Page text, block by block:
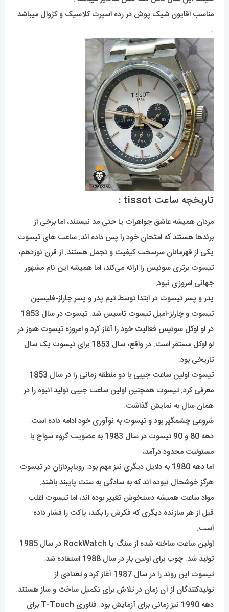
مناسب اقایون شیک پوش در رده اسپرت کلاسیک و کژوال میباشد
.
تاریخچه ساعت tissot :
مردان همیشه عاشق جواهرات یا حتی مد نیستند، اما برخی از
برندها هستند که امتحان خود را پس داده اند. ساعت های تیسوت
یکی از قهرمانان سرسخت کیفیت و تجمل هستند. از قرن نوزدهم،
تیسوت برتری سوئیس را ارائه می‌کند، اما همیشه این نام مشهور
جهانی امروزی نبود.
پدر و پسر تیسوت در ابتدا توسط تیم پدر و پسر چارلز-فلیسین
تیسوت و چارلز-امیل تیسوت تاسیس شد. تیسوت در سال 1853
در لو لوکل سوئیس فعالیت خود را آغاز کرد و امروزه تیسوت هنوز در
لو لوکل مستقر است. در واقع، سال 1853 برای تیسوت یک سال
تاریخی بود.
تیسوت اولین ساعت جیبی با دو منطقه زمانی را در سال 1853
معرفی کرد. تیسوت همچنین اولین ساعت جیبی تولید انبوه را در
همان سال به نمایش گذاشت.
شروعی چشمگیر بود و تیسوت به نوآوری خود ادامه داده است.
دهه 80 و 90 تیسوت در سال 1983 به عضویت گروه سواچ با
مسئولیت محدود درآمد،
اما دهه 1980 به دلایل دیگری نیز مهم بود. رویاپردازان در تیسوت
هرگز خوشحال نبوده اند که به سادگی به سنت پایبند باشند.
مواد ساعت همیشه دستخوش تغییر بوده اند، اما تیسوت اغلب
قبل از هر سازنده دیگری که فکرش را بکند، پاکت را فشار داده
است.
اولین ساعت ساخته شده از سنگ یا RockWatch در سال 1985
تولید شد. چوب برای اولین بار در سال 1988 استفاده شد.
تیسوت این روند را در سال 1987 آغاز کرد و تعدادی از
تولیدکنندگان از آن زمان در تلاش برای تکمیل ساخت و ساز هستند.
دهه 1990 نیز زمانی برای آزمایش بود. فناوری T-Touch برای